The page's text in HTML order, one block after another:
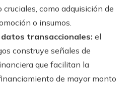
cruciales, como adquisición de
o insumos.
transaccionales: el
construye señales de
que facilitan la
de mayor monto